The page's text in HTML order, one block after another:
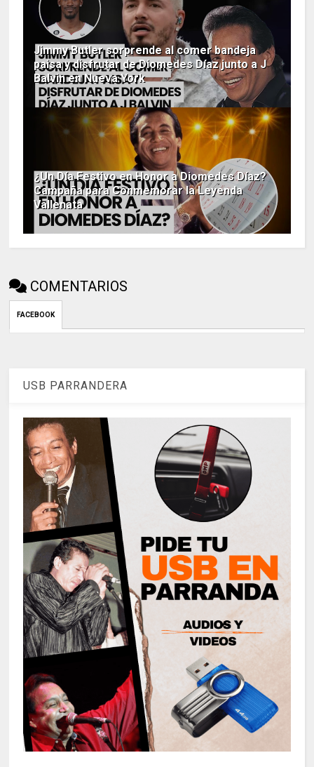
Jimmy Butler sorprende al comer bandeja
paisa y disfrutar de Diomedes Díaz junto a J
Balvin en Nueva York
¿Un Día Festivo en Honor a Diomedes Díaz?
Campaña para Conmemorar la Leyenda
Vallenata
COMENTARIOS
FACEBOOK
USB PARRANDERA